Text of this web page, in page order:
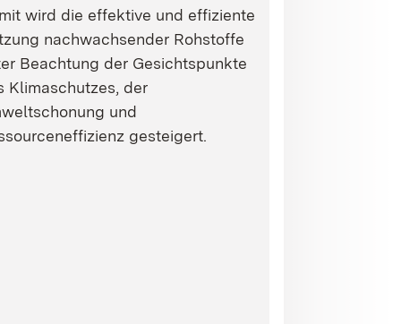
wird die effektive und effiziente
nachwachsender Rohstoffe
Beachtung der Gesichtspunkte
Klimaschutzes, der
und
gesteigert.